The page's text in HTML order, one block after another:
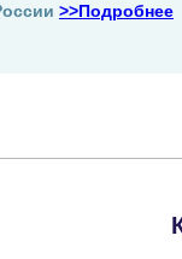
>>Подробнее